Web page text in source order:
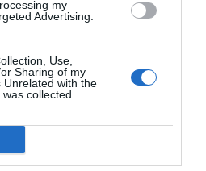
my
Advertising.
Use,
Sharing of my
Unrelated with the
collected.
previst del 2,5%, per
la reducció dels tipus
dels fons Next
del turisme impulsen
A més, Espanya té
a les tensions